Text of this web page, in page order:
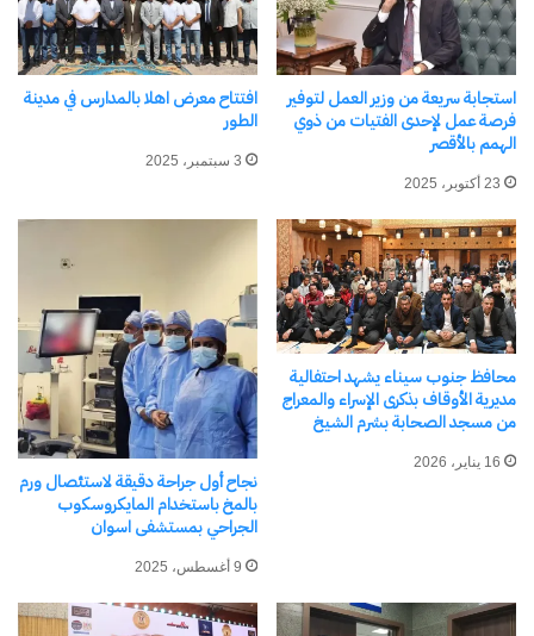
“عوض “تترأس الاجتماع الثاني
للجنة تسيير أعمال مشروع
شرم الشيخ إلى مدينة خضراء
2 يونيو، 2026
في "تقارير"
وزيرة البيئة تعلن انضمام شرم
الدولية
2 يونيو، 2025
في "الأخبار News"
منجزات مشروع «جرين شرم
استجابة سريعة من وزير العمل لتوفير
فرصة عمل لإحدى الفتيات من ذوي
الهمم بالأقصر
23 أكتوبر، 2025
افتتاح معرض اهلا بالمدارس في مدينة
الطور
3 سبتمبر، 2025
محافظ جنوب سيناء يشهد احتفالية
مديرية الأوقاف بذكرى الإسراء والمعراج
من مسجد الصحابة بشرم الشيخ
16 يناير، 2026
نجاح أول جراحة دقيقة لاستئصال ورم
بالمخ باستخدام المايكروسكوب
الجراحي بمستشفى اسوان
9 أغسطس، 2025